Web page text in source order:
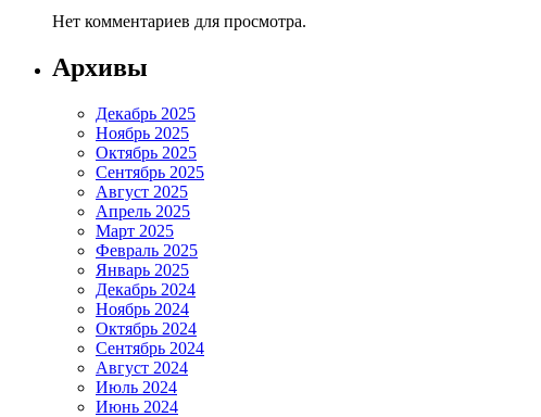
Нет комментариев для просмотра.
Архивы
Декабрь 2025
Ноябрь 2025
Октябрь 2025
Сентябрь 2025
Август 2025
Апрель 2025
Март 2025
Февраль 2025
Январь 2025
Декабрь 2024
Ноябрь 2024
Октябрь 2024
Сентябрь 2024
Август 2024
Июль 2024
Июнь 2024